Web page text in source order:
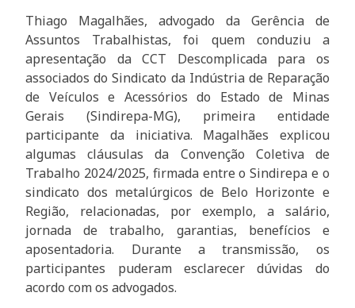
Thiago Magalhães, advogado da Gerência de
Assuntos Trabalhistas, foi quem conduziu a
apresentação da CCT Descomplicada para os
associados do Sindicato da Indústria de Reparação
de Veículos e Acessórios do Estado de Minas
Gerais (Sindirepa-MG), primeira entidade
participante da iniciativa. Magalhães explicou
algumas cláusulas da Convenção Coletiva de
Trabalho 2024/2025, firmada entre o Sindirepa e o
sindicato dos metalúrgicos de Belo Horizonte e
Região, relacionadas, por exemplo, a salário,
jornada de trabalho, garantias, benefícios e
aposentadoria. Durante a transmissão, os
participantes puderam esclarecer dúvidas do
acordo com os advogados.